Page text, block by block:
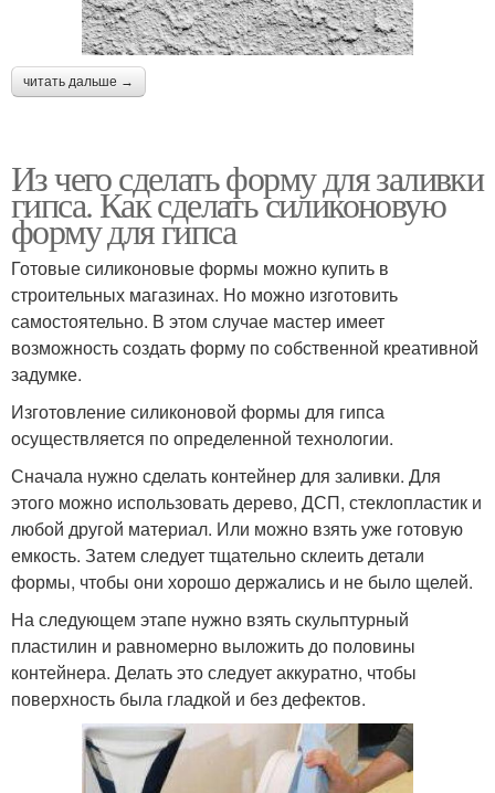
читать дальше →
Из чего сделать форму для заливки
гипса. Как сделать силиконовую
форму для гипса
Готовые силиконовые формы можно купить в
строительных магазинах. Но можно изготовить
самостоятельно. В этом случае мастер имеет
возможность создать форму по собственной креативной
задумке.
Изготовление силиконовой формы для гипса
осуществляется по определенной технологии.
Сначала нужно сделать контейнер для заливки. Для
этого можно использовать дерево, ДСП, стеклопластик и
любой другой материал. Или можно взять уже готовую
емкость. Затем следует тщательно склеить детали
формы, чтобы они хорошо держались и не было щелей.
На следующем этапе нужно взять скульптурный
пластилин и равномерно выложить до половины
контейнера. Делать это следует аккуратно, чтобы
поверхность была гладкой и без дефектов.